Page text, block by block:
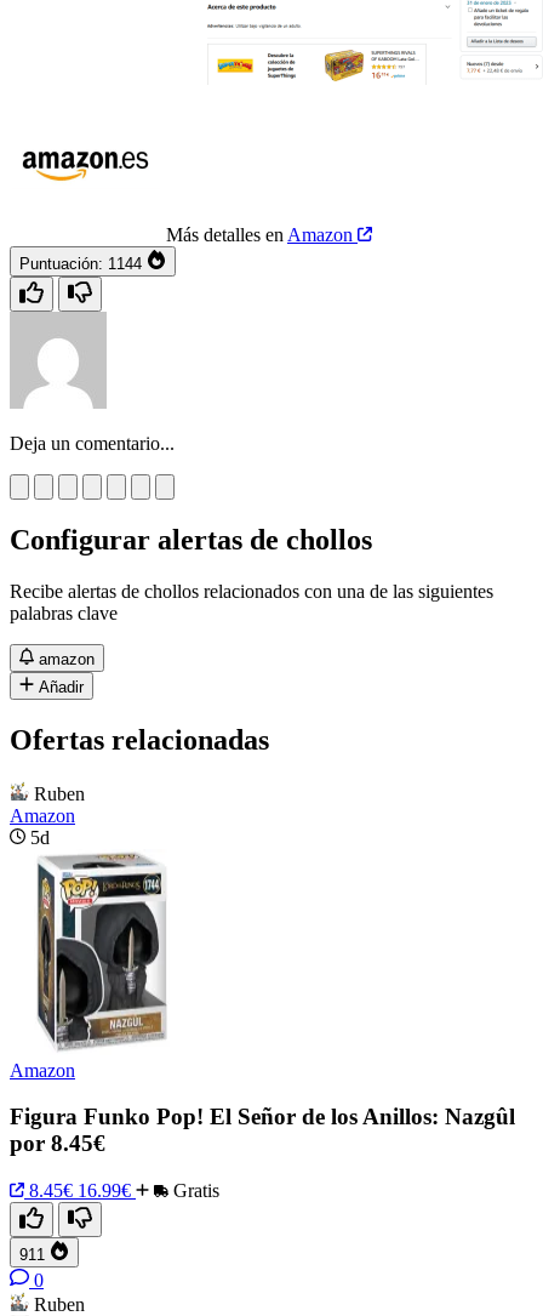
Más detalles en Amazon
Puntuación: 1144
Deja un comentario...
Configurar alertas de chollos
Recibe alertas de chollos relacionados con una de las siguientes
palabras clave
amazon
Añadir
Ofertas relacionadas
Ruben
Amazon
5d
Amazon
Figura Funko Pop! El Señor de los Anillos: Nazgûl
por 8.45€
8.45€ 16.99€ Gratis
911
0
Ruben